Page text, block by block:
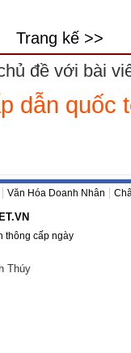
Trang kế >>
đề với bài
dẫn quốc
Văn Hóa Doanh Nhân
thông cấp ngày
Thúy